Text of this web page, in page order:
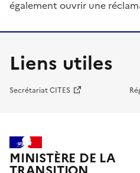
également ouvrir une
Liens utiles
Secrétariat CITES
MINISTÈRE DE LA